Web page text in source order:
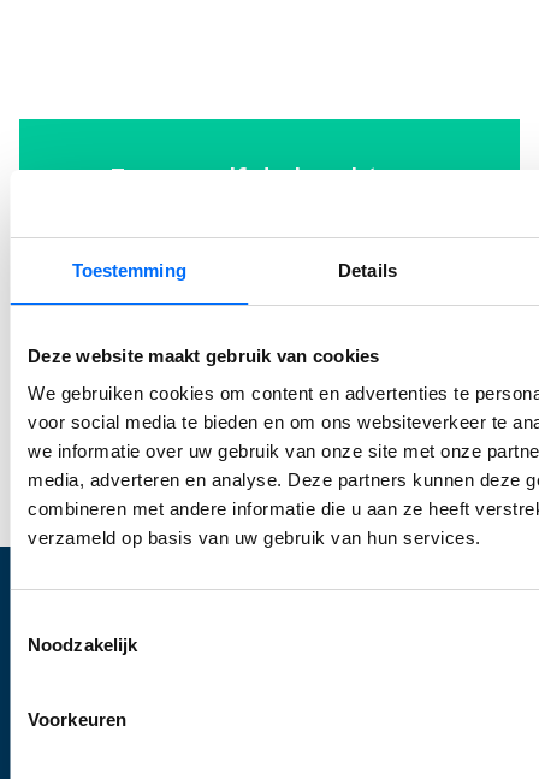
Toestemming Details
Deze website maakt gebruik van cookies
We gebruiken cookies om content en advertenties te
voor social media te bieden en om ons websiteverkeer te
we informatie over uw gebruik van onze site met onze
media, adverteren en analyse. Deze partners kunnen deze
combineren met andere informatie die u aan ze heeft
verzameld op basis van uw gebruik van hun services.
Noodzakelijk
Voorkeuren
Ervaar zelf de kracht van
Ontdek zelf hoe je processen stroomlijnt, sneller
jouw bedrijf kan betekenen. Of neem contact met
ons op om jouw specifieke mogelijkheden te
bespreken!
Start jouw Business Central trial
Inrichten Business Central